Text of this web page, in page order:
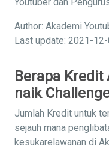
Author: Akademi
Last update: 2021-
Berapa
naik
Jumlah Kredit untuk
sejauh mana
kesukarelawanan di